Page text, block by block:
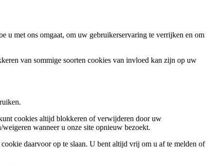
u met ons omgaat, om uw gebruikerservaring te verrijken en om
van sommige soorten cookies van invloed kan zijn op uw
cookies altijd blokkeren of verwijderen door uw
wanneer u onze site opnieuw bezoekt.
daarvoor op te slaan. U bent altijd vrij om u af te melden of